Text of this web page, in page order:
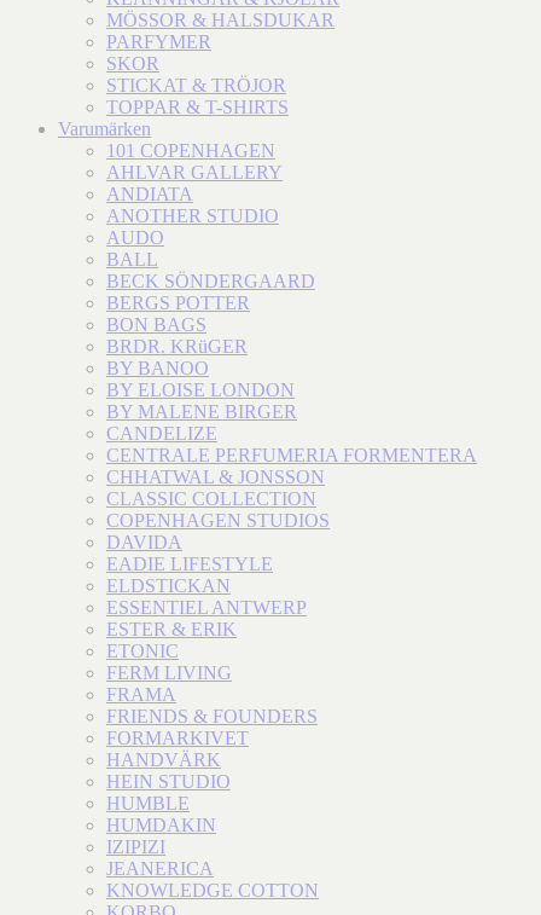
MÖSSOR & HALSDUKAR
PARFYMER
SKOR
STICKAT & TRÖJOR
TOPPAR & T-SHIRTS
Varumärken
101 COPENHAGEN
AHLVAR GALLERY
ANDIATA
ANOTHER STUDIO
AUDO
BALL
BECK SÖNDERGAARD
BERGS POTTER
BON BAGS
BRDR. KRüGER
BY BANOO
BY ELOISE LONDON
BY MALENE BIRGER
CANDELIZE
CENTRALE PERFUMERIA FORMENTERA
CHHATWAL & JONSSON
CLASSIC COLLECTION
COPENHAGEN STUDIOS
DAVIDA
EADIE LIFESTYLE
ELDSTICKAN
ESSENTIEL ANTWERP
ESTER & ERIK
ETONIC
FERM LIVING
FRAMA
FRIENDS & FOUNDERS
FORMARKIVET
HANDVÄRK
HEIN STUDIO
HUMBLE
HUMDAKIN
IZIPIZI
JEANERICA
KNOWLEDGE COTTON